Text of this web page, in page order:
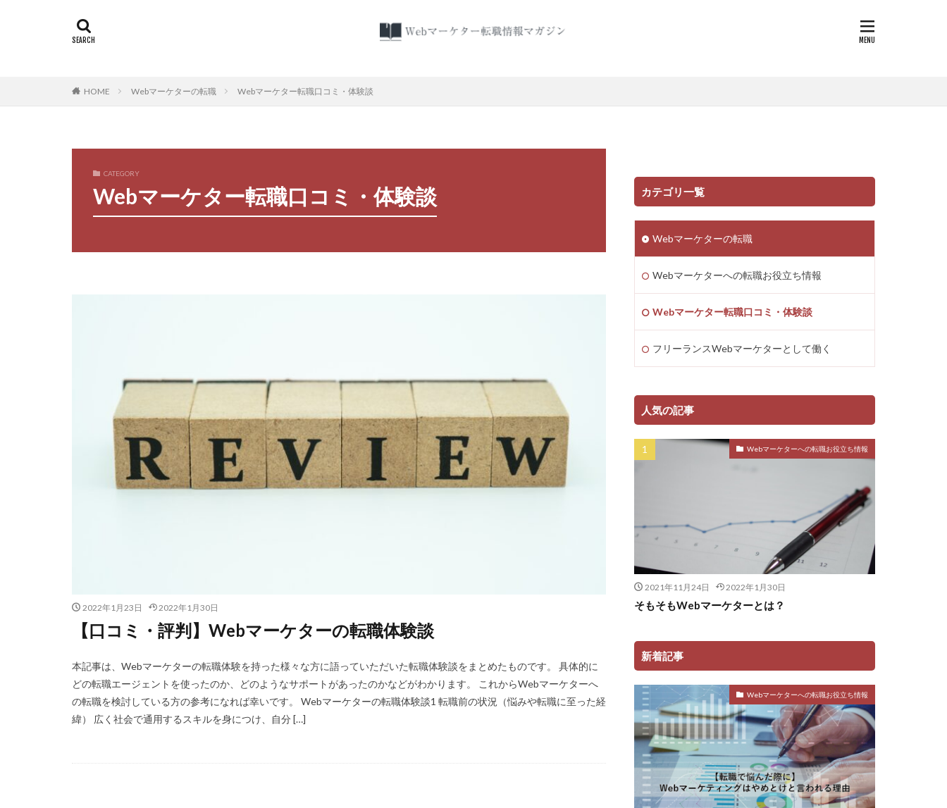
HOME Webマーケターの転職 Webマーケター転職口コミ・体験談
CATEGORY
Webマーケター転職口コミ・体験談
2022年1月23日 2022年1月30日
【口コミ・評判】Webマーケターの転職体験談
本記事は、Webマーケターの転職体験を持った様々な方に語っていただいた転職体験談をまとめたものです。 具体的に
どの転職エージェントを使ったのか、どのようなサポートがあったのかなどがわかります。 これからWebマーケターへ
の転職を検討している方の参考になれば幸いです。 Webマーケターの転職体験談1 転職前の状況（悩みや転職に至った経
緯） 広く社会で通用するスキルを身につけ、自分 […]
カテゴリ一覧
Webマーケターの転職
Webマーケターへの転職お役立ち情報
Webマーケター転職口コミ・体験談
フリーランスWebマーケターとして働く
人気の記事
Webマーケターへの転職お役立ち情報
2021年11月24日 2022年1月30日
そもそもWebマーケターとは？
新着記事
Webマーケターへの転職お役立ち情報